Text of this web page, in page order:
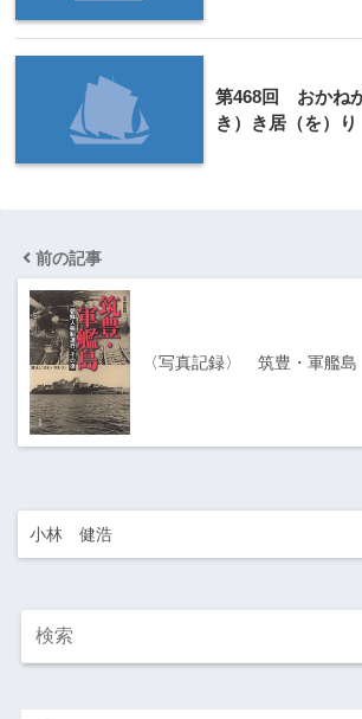
第468回 おかね
き）き居（を）り
前の記事
〈写真記録〉 筑豊・軍艦島
小林 健浩